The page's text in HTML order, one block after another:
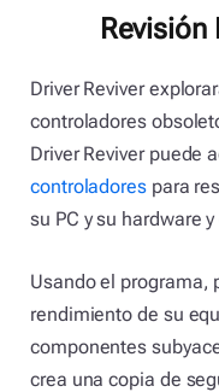
Revisión
Driver Reviver
controladores
Driver Reviver puede
controladorespara
su PC y su hardware
Usando el programa,
rendimiento de su
componentes
crea una copia de